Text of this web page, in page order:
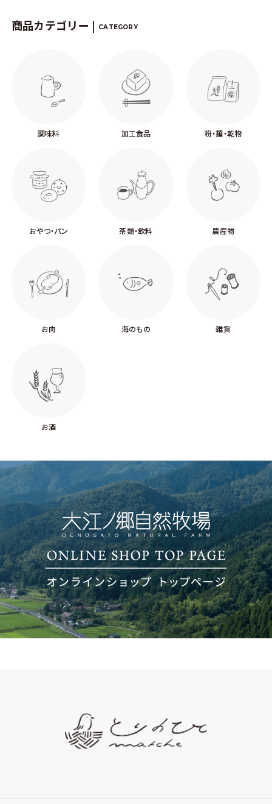
商品カテゴリー | CATEGORY
調味料 加工食品 粉・麺・乾物
おやつ・パン 茶類・飲料 農産物
お肉 海のもの 雑貨
お酒